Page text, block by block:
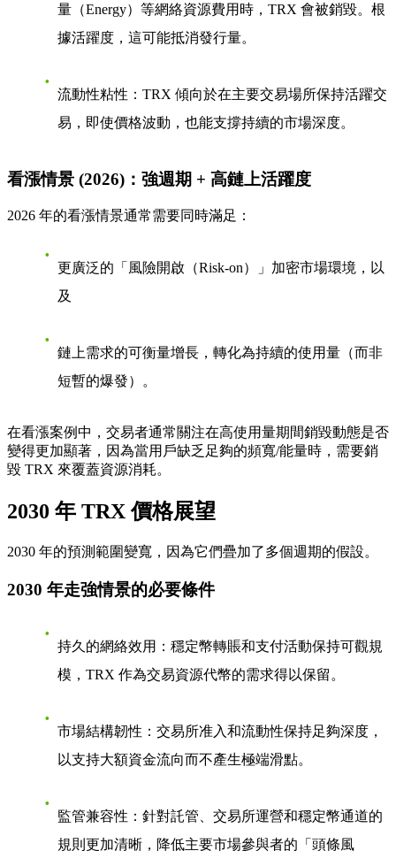
量（Energy）等網絡資源費用時，TRX 會被銷毀。根
據活躍度，這可能抵消發行量。
流動性粘性 ：TRX 傾向於在主要交易場所保持活躍交
易，即使價格波動，也能支撐持續的市場深度。
看漲情景 (2026)：強週期 + 高鏈上活躍度
2026 年的看漲情景通常需要同時滿足：
更廣泛的「風險開啟（Risk-on）」加密市場環境， 以
及
鏈上需求的可衡量增長，轉化為持續的使用量（而非
短暫的爆發）。
在看漲案例中，交易者通常關注在高使用量期間銷毀動態是否
變得更加顯著，因為當用戶缺乏足夠的頻寬/能量時，需要銷
毀 TRX 來覆蓋資源消耗。
2030 年 TRX 價格展望
2030 年的預測範圍變寬，因為它們疊加了多個週期的假設。
2030 年走強情景的必要條件
持久的網絡效用 ：穩定幣轉賬和支付活動保持可觀規
模，TRX 作為交易資源代幣的需求得以保留。
市場結構韌性 ：交易所准入和流動性保持足夠深度，
以支持大額資金流向而不產生極端滑點。
監管兼容性 ：針對託管、交易所運營和穩定幣通道的
規則更加清晰，降低主要市場參與者的「頭條風